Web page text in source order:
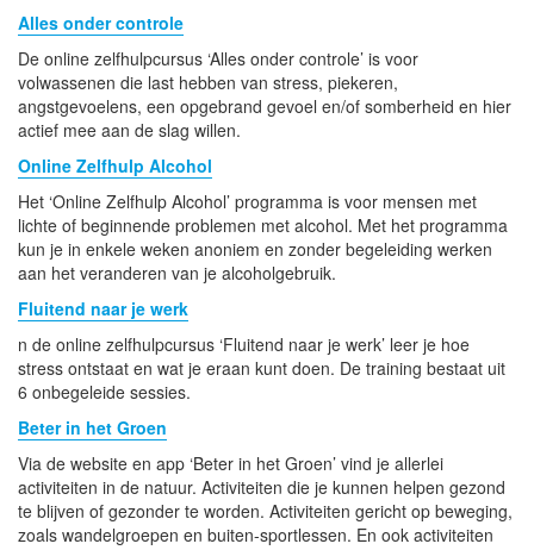
Alles onder controle
De online zelfhulpcursus ‘Alles onder controle’ is voor
volwassenen die last hebben van stress, piekeren,
angstgevoelens, een opgebrand gevoel en/of somberheid en hier
actief mee aan de slag willen.
Online Zelfhulp Alcohol
Het ‘Online Zelfhulp Alcohol’ programma is voor mensen met
lichte of beginnende problemen met alcohol. Met het programma
kun je in enkele weken anoniem en zonder begeleiding werken
aan het veranderen van je alcoholgebruik.
Fluitend naar je werk
n de online zelfhulpcursus ‘Fluitend naar je werk’ leer je hoe
stress ontstaat en wat je eraan kunt doen. De training bestaat uit
6 onbegeleide sessies.
Beter in het Groen
Via de website en app ‘Beter in het Groen’ vind je allerlei
activiteiten in de natuur. Activiteiten die je kunnen helpen gezond
te blijven of gezonder te worden. Activiteiten gericht op beweging,
zoals wandelgroepen en buiten-sportlessen. En ook activiteiten